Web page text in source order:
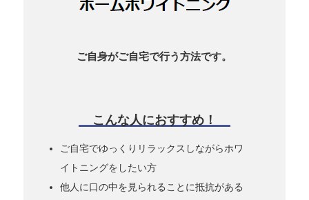
ご自身がご自宅で行う方法です。
こんな人におすすめ！
ご自宅でゆっくりリラックスしながらホワ
イトニングをしたい方
他人に口の中を見られることに抵抗がある